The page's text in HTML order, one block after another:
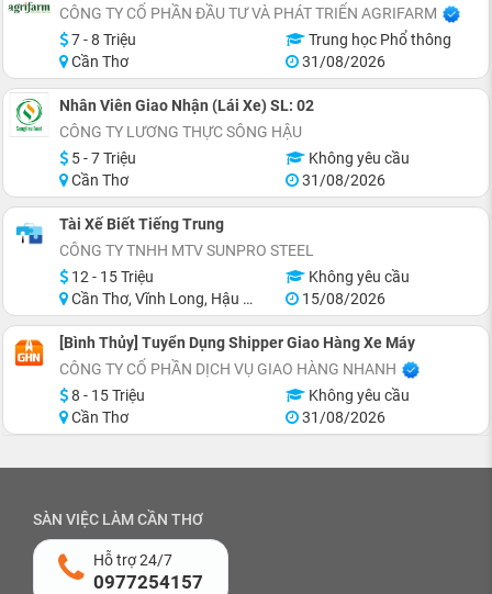
CÔNG TY CỔ PHẦN ĐẦU TƯ VÀ PHÁT TRIỂN AGRIFARM
7 - 8 Triệu
Trung học Phổ thông
Cần Thơ
31/08/2026
Nhân Viên Giao Nhận (Lái Xe) SL: 02
CÔNG TY LƯƠNG THỰC SÔNG HẬU
5 - 7 Triệu
Không yêu cầu
Cần Thơ
31/08/2026
Tài Xế Biết Tiếng Trung
CÔNG TY TNHH MTV SUNPRO STEEL
12 - 15 Triệu
Không yêu cầu
Cần Thơ, Vĩnh Long, Hậu Giang
15/08/2026
[Bình Thủy] Tuyển Dụng Shipper Giao Hàng Xe Máy
CÔNG TY CỔ PHẦN DỊCH VỤ GIAO HÀNG NHANH
8 - 15 Triệu
Không yêu cầu
Cần Thơ
31/08/2026
SÀN VIỆC LÀM CẦN THƠ
Hỗ trợ 24/7
0977254157